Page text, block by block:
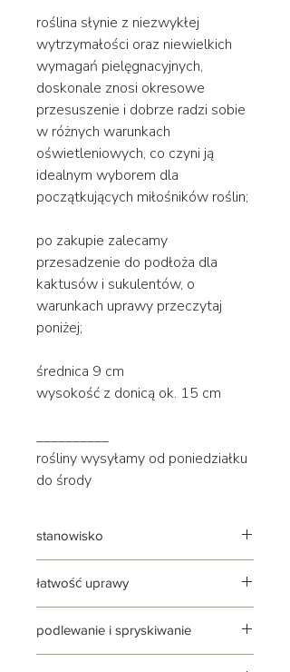
roślina słynie z niezwykłej
wytrzymałości oraz niewielkich
wymagań pielęgnacyjnych,
doskonale znosi okresowe
przesuszenie i dobrze radzi sobie
w różnych warunkach
oświetleniowych, co czyni ją
idealnym wyborem dla
początkujących miłośników roślin;
po zakupie zalecamy
przesadzenie do podłoża dla
kaktusów i sukulentów, o
warunkach uprawy przeczytaj
poniżej;
średnica 9 cm
wysokość z donicą ok. 15 cm
__________
rośliny wysyłamy od poniedziałku
do środy
stanowisko
zarówno w świetle, jak i cieniu
uwaga: od stanowiska będzie
zależała ilość wody i częstotliwość
łatwość uprawy
nie wymaga specjalnych zabiegów
pielęgnacyjnych
podlewanie i spryskiwanie